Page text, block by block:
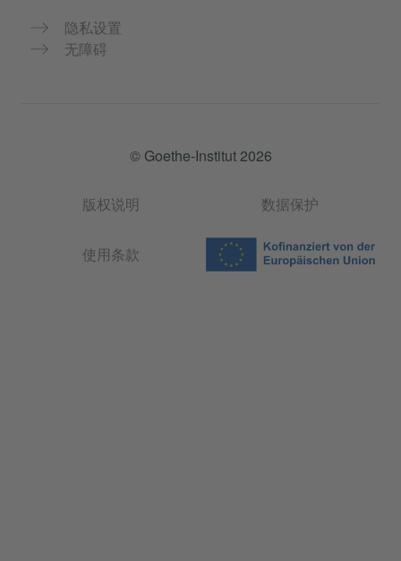
隐私设置
无障碍
© Goethe-Institut 2026
版权说明 数据保护
使用条款